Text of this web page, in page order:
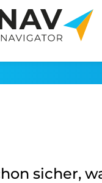
sicher,